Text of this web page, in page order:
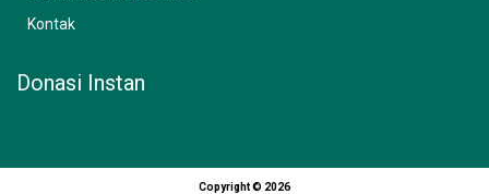
Kontak
Donasi Instan
Copyright © 2026